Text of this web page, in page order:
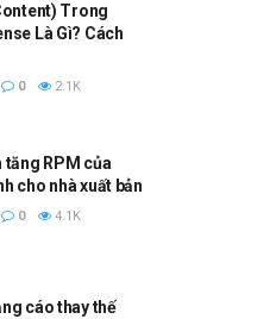
Trong
Là Gì? Cách
0 2.1K
tăng RPM của
cho nhà xuất bản
0 4.1K
cáo thay thế